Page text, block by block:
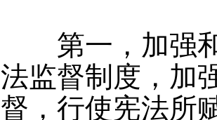
第一，加强和
法监督制度，加
督，行使宪法所